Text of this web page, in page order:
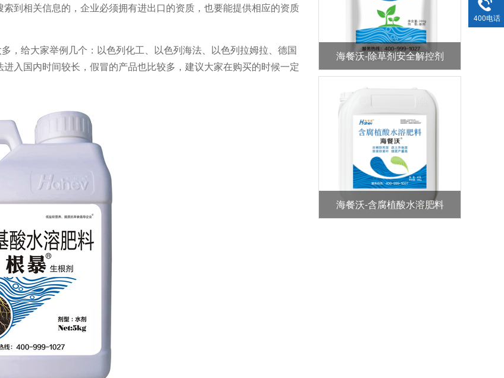
到相关信息的，企业必须拥有进出口的资质，也要能提供相应的资质
，给大家举例几个：以色列化工、以色列海法、以色列拉姆拉、德国
入国内时间较长，假冒的产品也比较多，建议大家在购买的时候一定
海餐沃-除草剂安全解控剂
海餐沃-含腐植酸水溶肥料
400电话